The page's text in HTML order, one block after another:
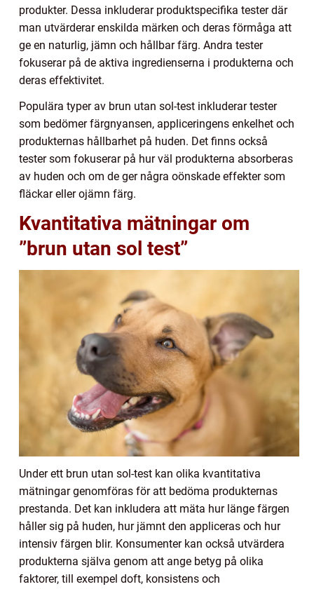
produkter. Dessa inkluderar produktspecifika tester där
man utvärderar enskilda märken och deras förmåga att
ge en naturlig, jämn och hållbar färg. Andra tester
fokuserar på de aktiva ingredienserna i produkterna och
deras effektivitet.
Populära typer av brun utan sol-test inkluderar tester
som bedömer färgnyansen, appliceringens enkelhet och
produkternas hållbarhet på huden. Det finns också
tester som fokuserar på hur väl produkterna absorberas
av huden och om de ger några oönskade effekter som
fläckar eller ojämn färg.
Kvantitativa mätningar om
”brun utan sol test”
Under ett brun utan sol-test kan olika kvantitativa
mätningar genomföras för att bedöma produkternas
prestanda. Det kan inkludera att mäta hur länge färgen
håller sig på huden, hur jämnt den appliceras och hur
intensiv färgen blir. Konsumenter kan också utvärdera
produkterna själva genom att ange betyg på olika
faktorer, till exempel doft, konsistens och